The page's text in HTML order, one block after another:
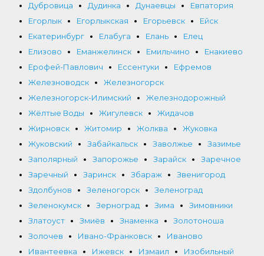
Дубровица
Дудинка Дунаевцы
Евпатория
Егорлык
Егорлыкская Егорьевск
Ейск
Екатеринбург
Елабуга Елань
Елец
Елизово
Еманжелинск Емильчино
Енакиево
Ерофей-Павлович
Ессентуки
Ефремов
Железноводск
Железногорск
Железногорск-Илимский
Железнодорожный
Жёлтые Воды
Жигулевск
Жидачов
Жирновск
Житомир Жолква
Жуковка
Жуковский
Забайкальск Заволжье
Зазимье
Заполярный
Запорожье Зарайск
Заречное
Заречный
Заринск Збараж
Звенигород
Здолбунов
Зеленогорск
Зеленоград
Зеленокумск
Зерноград Зима
Зимовники
Златоуст
Змиёв Знаменка
Золотоноша
Золочев
Ивано-Франковск
Иваново
Ивантеевка
Ижевск Измаил Изобильный